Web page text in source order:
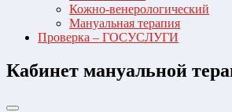
Кожно-венерологический
Мануальная терапия
Проверка – ГОСУСЛУГИ
Кабинет мануальной